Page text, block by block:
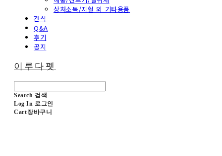
상처소독/지혈 외 기타용품
간식
Q&A
후기
공지
이루다펫
Search 검색
Log In 로그인
Cart장바구니